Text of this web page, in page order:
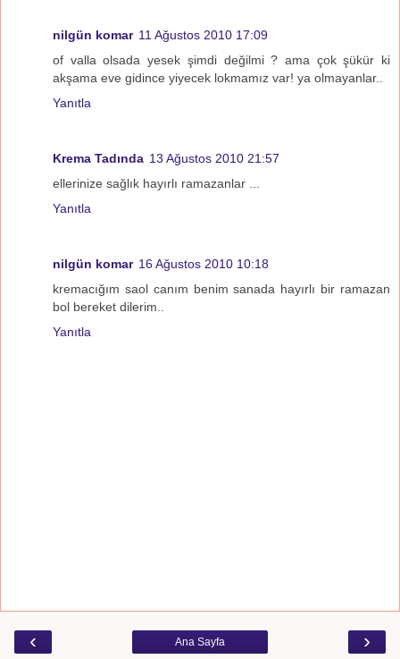
nilgün komar 11 Ağustos 2010 17:09
of valla olsada yesek şimdi değilmi ? ama çok şükür ki
akşama eve gidince yiyecek lokmamız var! ya olmayanlar..
Yanıtla
Krema Tadında 13 Ağustos 2010 21:57
ellerinize sağlık hayırlı ramazanlar ...
Yanıtla
nilgün komar 16 Ağustos 2010 10:18
kremacığım saol canım benim sanada hayırlı bir ramazan
bol bereket dilerim..
Yanıtla
‹ ›
Ana Sayfa